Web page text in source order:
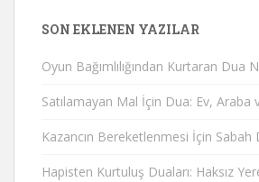
SON EKLENEN YAZILAR
Oyun Bağımlılığından Kurtaran Dua
Satılamayan Mal İçin Dua: Ev, Araba
Kazancın Bereketlenmesi İçin Sabah
Hapisten Kurtuluş Duaları: Haksız